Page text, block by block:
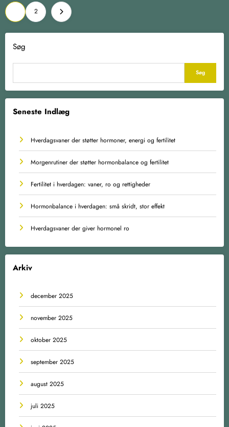
Søg
Søg
Seneste Indlæg
Hverdagsvaner der støtter hormoner, energi og fertilitet
Morgenrutiner der støtter hormonbalance og fertilitet
Fertilitet i hverdagen: vaner, ro og rettigheder
Hormonbalance i hverdagen: små skridt, stor effekt
Hverdagsvaner der giver hormonel ro
Arkiv
december 2025
november 2025
oktober 2025
september 2025
august 2025
juli 2025
Indlægsinddeling
2